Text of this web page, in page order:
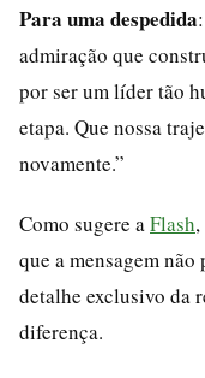
Para uma despedida
admiração que
por ser um líder tão
etapa. Que nossa
novamente.”
Como sugere a Flash
que a mensagem
detalhe exclusivo da
diferença.